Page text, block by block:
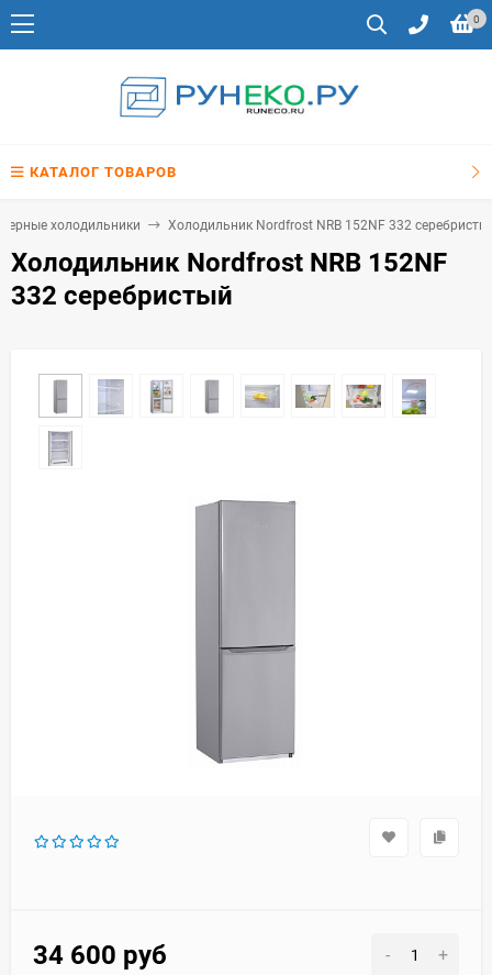
0
КАТАЛОГ ТОВАРОВ
холодильники Холодильник Nordfrost NRB 152NF 332
Холодильник Nordfrost NRB 152NF
332 серебристый
34 600 руб - +